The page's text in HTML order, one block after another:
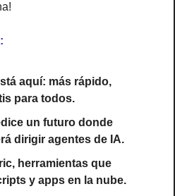
aquí: más rápido,
para todos.
un futuro donde
dirigir agentes de IA.
herramientas que
y apps en la nube.